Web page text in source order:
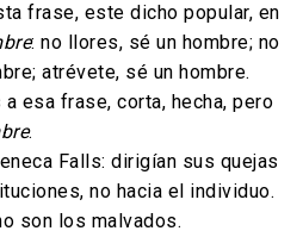
frase, este dicho popular, en
: no llores, sé un hombre; no
atrévete, sé un hombre.
esa frase, corta, hecha, pero
.
Falls: dirigían sus quejas
no hacia el individuo.
son los malvados.